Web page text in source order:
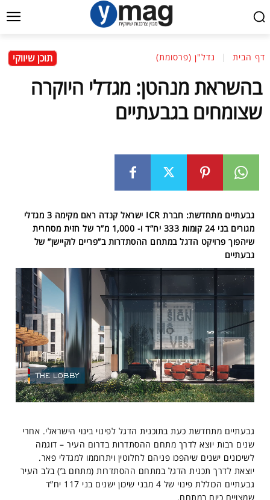
דף הבית נדל"ן (פרסומת) תוכן שיווקי
בהשראת מנהטן: מגדלי היוקרה
שצומחים בגבעתיים
גבעתיים מתחדשת: חברת ICR ישראל קנדה ראם מקימה 3 מגדלי
מגורים בני 24 קומות 333 יח”ד ו- 1,000 מ”ר של חזית מסחרית
שיהפוך פרויקט הדגל במתחם ההסתדרות ב”פריים לוקיישן” של
גבעתיים
גבעתיים מתחדשת כעת בתוכנית הדגל לפינוי בינוי הישראלי. אחרי
שנים רבות יוצא לדרך מתחם ההסתדרות בדרום העיר – דוגמה
לשיכונים ישנים שיהפכו פניהם לחלוטין ויתרוממו למגדלי פאר.
יוצאת לדרך תכנית הדגל במתחם ההסתדרות (מתחם ב’) בלב העיר
גבעתיים הכוללת פינוי של 4 מבני שיכון ישנים בני 117 יח”ד
שמצויים כיום במתחם.